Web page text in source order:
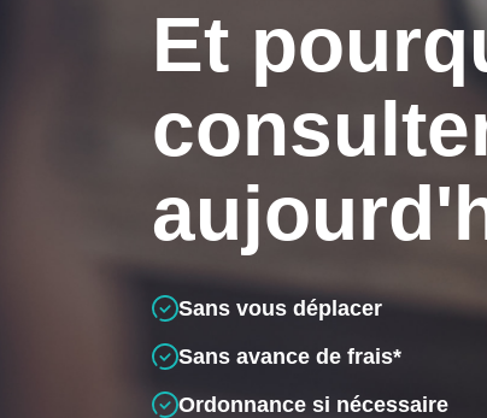
Et
Sans vous déplacer
Sans avance de frais*
Ordonnance si nécessaire